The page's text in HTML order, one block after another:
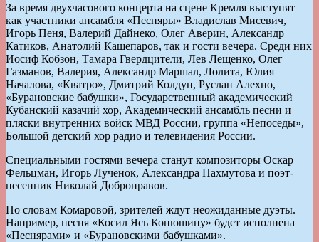
За время двухчасового концерта на сцене Кремля выступят
как участники ансамбля «Песняры» Владислав Мисевич,
Игорь Пеня, Валерий Дайнеко, Олег Аверин, Александр
Катиков, Анатолий Кашепаров, так и гости вечера. Среди них
Иосиф Кобзон, Тамара Гвердцители, Лев Лещенко, Олег
Газманов, Валерия, Александр Маршал, Лолита, Юлия
Началова, «Кватро», Дмитрий Колдун, Руслан Алехно,
«Бурановские бабушки», Государственный академический
Кубанский казачий хор, Академический ансамбль песни и
пляски внутренних войск МВД России, группа «Непоседы»,
Большой детский хор радио и телевидения России.
Специальными гостями вечера станут композиторы Оскар
Фельцман, Игорь Лученок, Александра Пахмутова и поэт-
песенник Николай Добронравов.
По словам Комаровой, зрителей ждут неожиданные дуэты.
Например, песня «Косил Ясь Конюшину» будет исполнена
«Песнярами» и «Бурановскими бабушками».